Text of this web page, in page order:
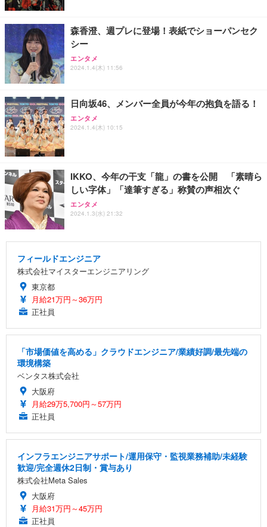
森香澄、週プレに登場！表紙でショーパンセク
シー
エンタメ
2024.1.4(木) 11:56
日向坂46、メンバー全員が今年の抱負を語る！
エンタメ
2024.1.4(木) 10:15
IKKO、今年の干支「龍」の書を公開 「素晴ら
しい字体」「達筆すぎる」称賛の声相次ぐ
エンタメ
2024.1.3(水) 21:32
フィールドエンジニア
株式会社マイスターエンジニアリング
東京都
月給21万円～36万円
正社員
「市場価値を高める」クラウドエンジニア/業績好調/最先端の
環境構築
ベンタス株式会社
大阪府
月給29万5,700円～57万円
正社員
インフラエンジニアサポート/運用保守・監視業務補助/未経験
歓迎/完全週休2日制・賞与あり
株式会社Meta Sales
大阪府
月給31万円～45万円
正社員